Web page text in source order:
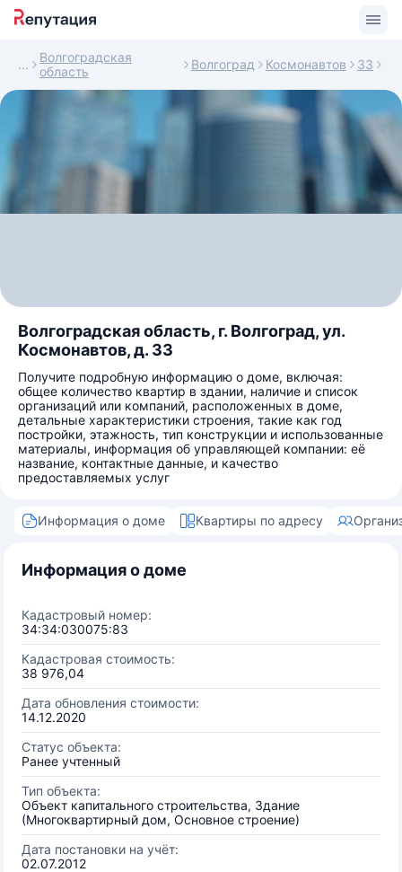
Волгоградская
область
Волгоград Космонавтов 33
Волгоградская область, г. Волгоград, ул.
Космонавтов, д. 33
Получите подробную информацию о доме, включая:
общее количество квартир в здании, наличие и список
организаций или компаний, расположенных в доме,
детальные характеристики строения, такие как год
постройки, этажность, тип конструкции и использованные
материалы, информация об управляющей компании: её
название, контактные данные, и качество
предоставляемых услуг
Информация о доме Квартиры по адресу
Информация о доме
Кадастровый номер:
34:34:030075:83
Кадастровая стоимость:
38 976,04
Дата обновления стоимости:
14.12.2020
Статус объекта:
Ранее учтенный
Тип объекта:
Объект капитального строительства, Здание
(Многоквартирный дом, Основное строение)
Дата постановки на учёт:
02.07.2012